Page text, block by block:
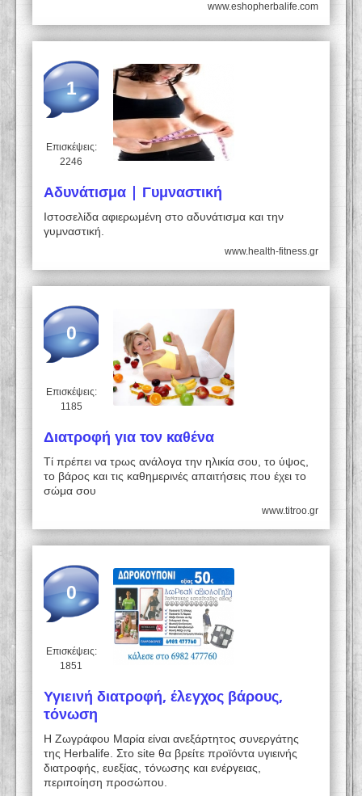
www.eshopherbalife.com
1
Επισκέψεις:
2246
Αδυνάτισμα | Γυμναστική
Ιστοσελίδα αφιερωμένη στο αδυνάτισμα και την
γυμναστική.
www.health-fitness.gr
0
Επισκέψεις:
1185
Διατροφή για τον καθένα
Τί πρέπει να τρως ανάλογα την ηλικία σου, το ύψος,
το βάρος και τις καθημερινές απαιτήσεις που έχει το
σώμα σου
www.titroo.gr
0
Επισκέψεις:
1851
Υγιεινή διατροφή, έλεγχος βάρους,
τόνωση
Η Ζωγράφου Μαρία είναι ανεξάρτητος συνεργάτης
της Herbalife. Στο site θα βρείτε προϊόντα υγιεινής
διατροφής, ευεξίας, τόνωσης και ενέργειας,
περιποίηση προσώπου.